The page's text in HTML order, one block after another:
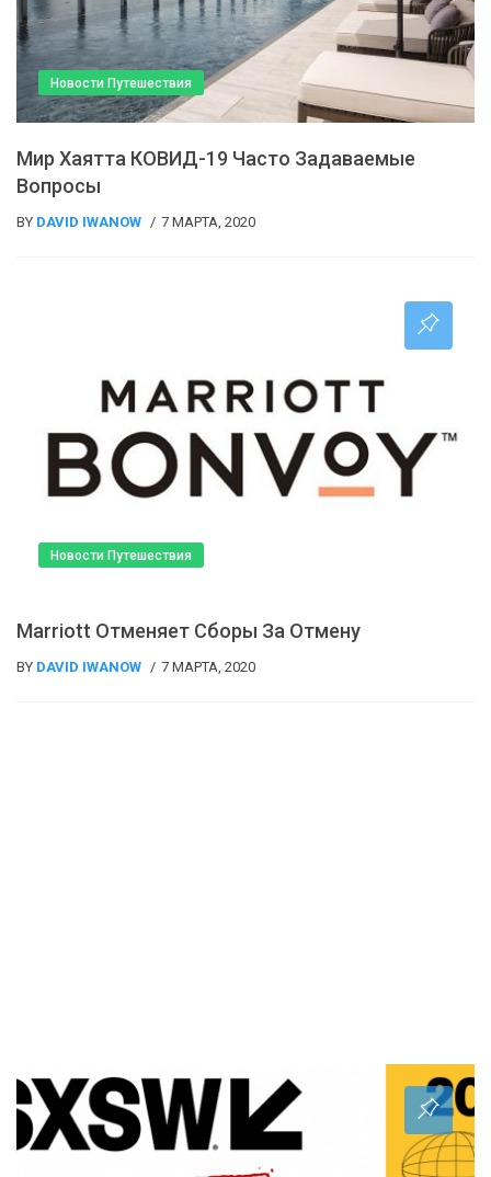
Новости Путешествия
Мир Хаятта КОВИД-19 Часто Задаваемые
Вопросы
BY DAVID IWANOW 7 МАРТА, 2020
Новости Путешествия
Marriott Отменяет Сборы За Отмену
BY DAVID IWANOW 7 МАРТА, 2020